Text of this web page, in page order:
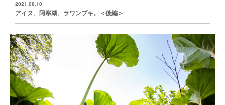
2021.08.10
アイヌ、阿寒湖、ラワンブキ。＜後編＞